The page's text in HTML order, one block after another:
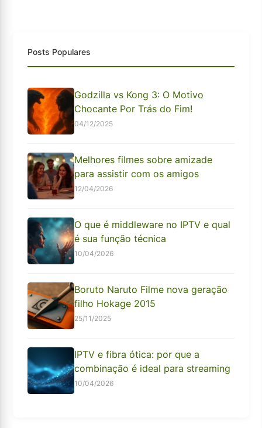
Posts Populares
Godzilla vs Kong 3: O Motivo
Chocante Por Trás do Fim!
04/12/2025
Melhores filmes sobre amizade
para assistir com os amigos
12/04/2026
O que é middleware no IPTV e qual
é sua função técnica
10/04/2026
Boruto Naruto Filme nova geração
filho Hokage 2015
25/11/2025
IPTV e fibra ótica: por que a
combinação é ideal para streaming
10/04/2026